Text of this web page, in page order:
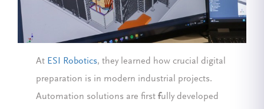
At ESI Robotics, they learned how crucial digital
preparation is in modern industrial projects.
Automation solutions are firstfully developed